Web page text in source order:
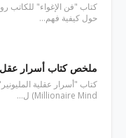
كتاب "فن الإغواء" للكاتب
حول كيفية فهم…
ملخص كتاب أسرار عقل
Millionaire Mind) ل…